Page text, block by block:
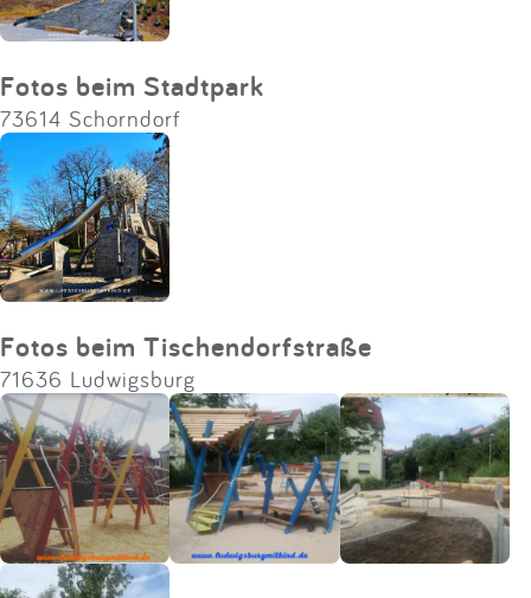
Fotos beim Stadtpark
73614 Schorndorf
Fotos beim Tischendorfstraße
71636 Ludwigsburg